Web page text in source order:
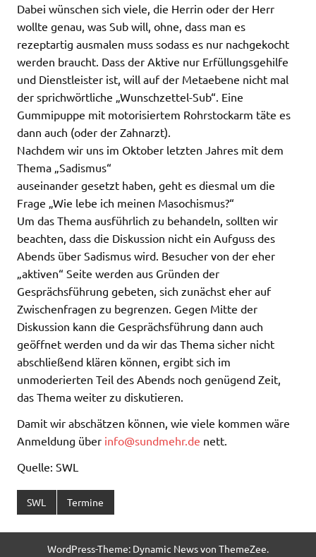
Dabei wünschen sich viele, die Herrin oder der Herr
wollte genau, was Sub will, ohne, dass man es
rezeptartig ausmalen muss sodass es nur nachgekocht
werden braucht. Dass der Aktive nur Erfüllungsgehilfe
und Dienstleister ist, will auf der Metaebene nicht mal
der sprichwörtliche „Wunschzettel-Sub“. Eine
Gummipuppe mit motorisiertem Rohrstockarm täte es
dann auch (oder der Zahnarzt).
Nachdem wir uns im Oktober letzten Jahres mit dem
Thema „Sadismus“
auseinander gesetzt haben, geht es diesmal um die
Frage „Wie lebe ich meinen Masochismus?“
Um das Thema ausführlich zu behandeln, sollten wir
beachten, dass die Diskussion nicht ein Aufguss des
Abends über Sadismus wird. Besucher von der eher
„aktiven“ Seite werden aus Gründen der
Gesprächsführung gebeten, sich zunächst eher auf
Zwischenfragen zu begrenzen. Gegen Mitte der
Diskussion kann die Gesprächsführung dann auch
geöffnet werden und da wir das Thema sicher nicht
abschließend klären können, ergibt sich im
unmoderierten Teil des Abends noch genügend Zeit,
das Thema weiter zu diskutieren.
Damit wir abschätzen können, wie viele kommen wäre
Anmeldung über info@sundmehr.de nett.
Quelle: SWL
SWL Termine
WordPress-Theme: Dynamic News von ThemeZee.